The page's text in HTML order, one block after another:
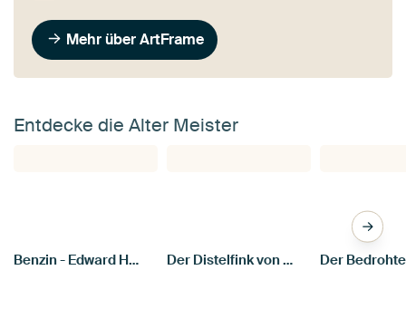
Mehr über ArtFrame
Entdecke die Alter Meister
Benzin - Edward Hopper Der Distelfink von Carel Fabritius